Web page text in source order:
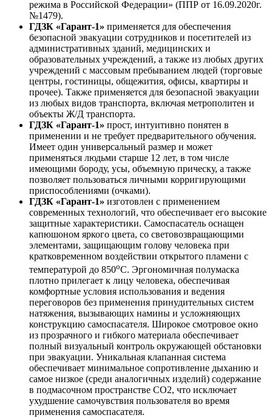
режима в Российской Федерации» (ППР от 16.09.2020г.
№1479).
ГДЗК «Гарант-1» применяется для обеспечения
безопасной эвакуации сотрудников и посетителей из
административных зданий, медицинских и
образовательных учреждений, а также из любых других
учреждений с массовым пребыванием людей (торговые
центры, гостиницы, общежития, офисы, квартиры и
прочее). Также применяется для безопасной эвакуации
из любых видов транспорта, включая метрополитен и
объекты Ж/Д транспорта.
ГДЗК «Гарант-1» прост, интуитивно понятен в
применении и не требует предварительного обучения.
Имеет один универсальный размер и может
применяться людьми старше 12 лет, в том числе
имеющими бороду, усы, объемную прическу, а также
позволяет пользоваться личными корригирующими
приспособлениями (очками).
ГДЗК «Гарант-1» изготовлен с применением
современных технологий, что обеспечивает его высокие
защитные характеристики. Самоспасатель оснащен
капюшоном яркого цвета, со световозвращающими
элементами, защищающим голову человека при
кратковременном воздействии открытого пламени с
температурой до 850оС. Эргономичная полумаска
плотно прилегает к лицу человека, обеспечивая
комфортные условия использования и ведения
переговоров без применения принудительных систем
натяжения, вызывающих намины и усложняющих
конструкцию самоспасателя. Широкое смотровое окно
из прозрачного и гибкого материала обеспечивает
полный визуальный контроль окружающей обстановки
при эвакуации. Уникальная клапанная система
обеспечивает минимальное сопротивление дыханию и
самое низкое (среди аналогичных изделий) содержание
в подмасочном пространстве СО2, что исключает
ухудшение самочувствия пользователя во время
применения самоспасателя.